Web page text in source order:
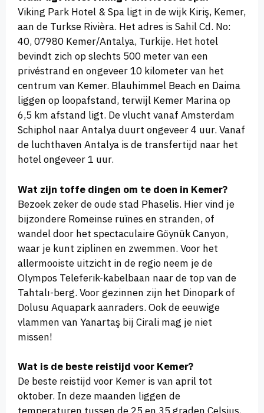
Viking Park Hotel & Spa ligt in de wijk Kiriş, Kemer,
aan de Turkse Rivièra. Het adres is Sahil Cd. No:
40, 07980 Kemer/Antalya, Turkije. Het hotel
bevindt zich op slechts 500 meter van een
privéstrand en ongeveer 10 kilometer van het
centrum van Kemer. Blauhimmel Beach en Daima
liggen op loopafstand, terwijl Kemer Marina op
6,5 km afstand ligt. De vlucht vanaf Amsterdam
Schiphol naar Antalya duurt ongeveer 4 uur. Vanaf
de luchthaven Antalya is de transfertijd naar het
hotel ongeveer 1 uur.
Wat zijn toffe dingen om te doen in Kemer?
Bezoek zeker de oude stad Phaselis. Hier vind je
bijzondere Romeinse ruïnes en stranden, of
wandel door het spectaculaire Göynük Canyon,
waar je kunt ziplinen en zwemmen. Voor het
allermooiste uitzicht in de regio neem je de
Olympos Teleferik-kabelbaan naar de top van de
Tahtalı-berg. Voor gezinnen zijn het Dinopark of
Dolusu Aquapark aanraders. Ook de eeuwige
vlammen van Yanartaş bij Cirali mag je niet
missen!
Wat is de beste reistijd voor Kemer?
De beste reistijd voor Kemer is van april tot
oktober. In deze maanden liggen de